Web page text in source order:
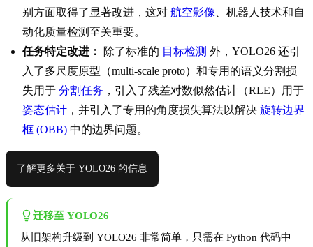
别方面取得了显著改进，这对 航空影像 、机器人技术和自
动化质量检测至关重要。
任务特定改进：
除了标准的 目标检测 外，YOLO26 还引
入了多尺度原型（multi-scale proto）和专用的语义分割损
失用于 分割任务 ，引入了残差对数似然估计（RLE）用于
姿态估计 ，并引入了专用的角度损失算法以解决 旋转边界
框 (OBB) 中的边界问题。
了解更多关于 YOLO26 的信息
迁移至 YOLO26
从旧架构升级到 YOLO26 非常简单，只需在 Python 代码中